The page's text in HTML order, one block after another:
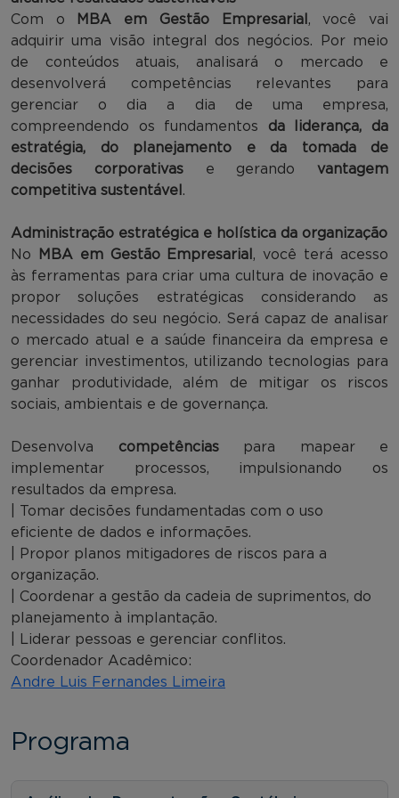
Com o
MBA em Gestão Empresarial , você vai
adquirir uma visão integral dos negócios. Por meio
de conteúdos atuais, analisará o mercado e
desenvolverá competências relevantes para
gerenciar o dia a dia de uma empresa,
compreendendo os fundamentos da liderança, da
estratégia, do planejamento e da tomada de
decisões corporativas e gerando vantagem
competitiva sustentável .
Administração estratégica e holística da organização
No
MBA em Gestão Empresarial , você terá acesso
às ferramentas para criar uma cultura de inovação e
propor soluções estratégicas considerando as
necessidades do seu negócio. Será capaz de analisar
o mercado atual e a saúde financeira da empresa e
gerenciar investimentos, utilizando tecnologias para
ganhar produtividade, além de mitigar os riscos
sociais, ambientais e de governança.
Desenvolva competênciaspara mapear e
implementar processos, impulsionando os
resultados da empresa.
| Tomar decisões fundamentadas com o uso
eficiente de dados e informações.
| Propor planos mitigadores de riscos para a
organização.
| Coordenar a gestão da cadeia de suprimentos, do
planejamento à implantação.
| Liderar pessoas e gerenciar conflitos.
Coordenador Acadêmico:
Andre Luis Fernandes Limeira
Programa